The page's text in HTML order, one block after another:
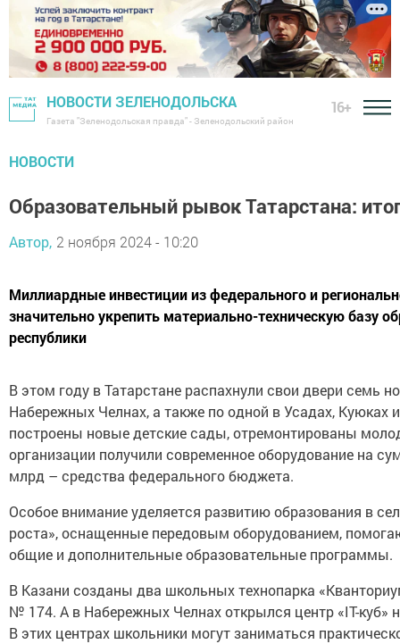
НОВОСТИ ЗЕЛЕНОДОЛЬСКА
Газета "Зеленодольская правда" - Зеленодольский район
16+
НОВОСТИ
Образовательный рывок Татарстана:
Автор, 2 ноября 2024 - 10:20
Миллиардные инвестиции из федерального и
значительно укрепить материально-техническую базу
республики
В этом году в Татарстане распахнули свои двери семь
Набережных Челнах, а также по одной в Усадах, Куюках
построены новые детские сады, отремонтированы
организации получили современное оборудование на
млрд – средства федерального бюджета.
Особое внимание уделяется развитию образования в
роста», оснащенные передовым оборудованием,
общие и дополнительные образовательные программы.
В Казани созданы два школьных технопарка
№ 174. А в Набережных Челнах открылся центр «IT-куб»
В этих центрах школьники могут заниматься